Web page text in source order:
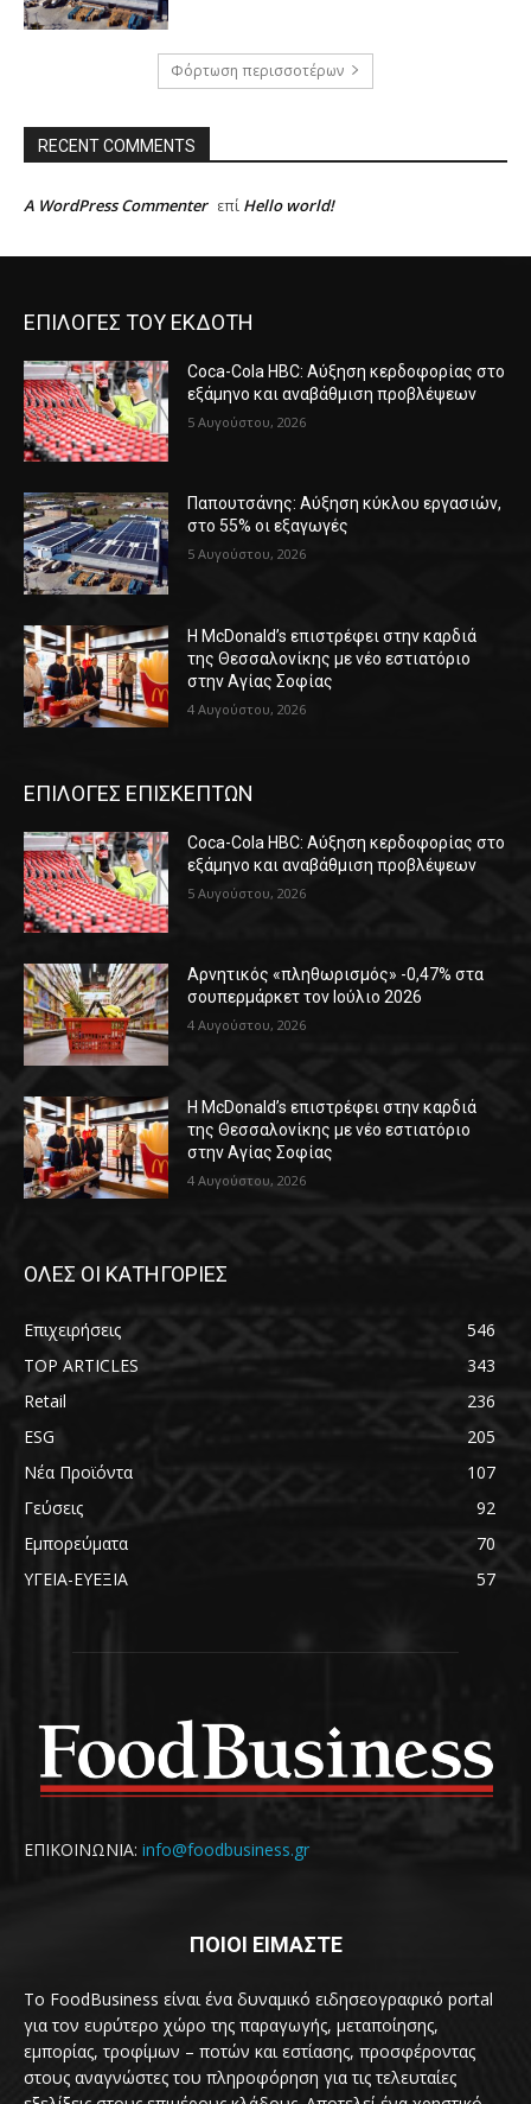
Φόρτωση περισσοτέρων
RECENT COMMENTS
A WordPress Commenter επί Hello world!
ΕΠΙΛΟΓΕΣ ΤΟΥ ΕΚΔΟΤΗ
Coca-Cola HBC: Αύξηση κερδοφορίας στο
εξάμηνο και αναβάθμιση προβλέψεων
5 Αυγούστου, 2026
Παπουτσάνης: Αύξηση κύκλου εργασιών,
στο 55% οι εξαγωγές
5 Αυγούστου, 2026
Η McDonald’s επιστρέφει στην καρδιά
της Θεσσαλονίκης με νέο εστιατόριο
στην Αγίας Σοφίας
4 Αυγούστου, 2026
ΕΠΙΛΟΓΕΣ ΕΠΙΣΚΕΠΤΩΝ
Coca-Cola HBC: Αύξηση κερδοφορίας στο
εξάμηνο και αναβάθμιση προβλέψεων
5 Αυγούστου, 2026
Αρνητικός «πληθωρισμός» -0,47% στα
σουπερμάρκετ τον Ιούλιο 2026
4 Αυγούστου, 2026
Η McDonald’s επιστρέφει στην καρδιά
της Θεσσαλονίκης με νέο εστιατόριο
στην Αγίας Σοφίας
4 Αυγούστου, 2026
ΟΛΕΣ ΟΙ ΚΑΤΗΓΟΡΙΕΣ
Επιχειρήσεις
546
TOP ARTICLES
343
Retail
236
ESG
205
Νέα Προϊόντα
107
Γεύσεις
92
Εμπορεύματα
70
ΥΓΕΙΑ-ΕΥΕΞΙΑ
57
ΕΠΙΚΟΙΝΩΝΙΑ: info@foodbusiness.gr
ΠΟΙΟΙ ΕΙΜΑΣΤΕ
Το FoodBusiness είναι ένα δυναμικό ειδησεογραφικό portal
για τον ευρύτερο χώρο της παραγωγής, μεταποίησης,
εμπορίας, τροφίμων – ποτών και εστίασης, προσφέροντας
στους αναγνώστες του πληροφόρηση για τις τελευταίες